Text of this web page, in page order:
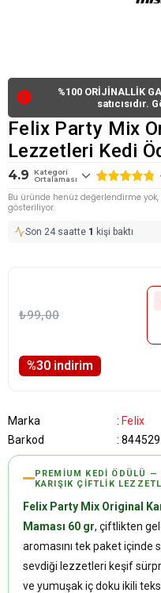
🔴
%100 ORİJİNALLİK
satıcısıdır.
Felix Party Mix
Lezzetleri Kedi
4.9
Kategori
Ortalaması
Bu üründe henüz değerlendirme
gösteriliyor.
Son 24 saatte 1 kişi baktı
%30 i̇ndirim
₺99,00
Marka : Felix
Barkod
:
PREMIUM KEDI ÖDÜLÜ —
KARIŞIK ÇIFTLIK
Felix Party Mix Original
Maması 60 gr, çiftlikten
aromasını tek paket içinde
sevdiği lezzetleri keşif
ve yumuşak iç doku ikili